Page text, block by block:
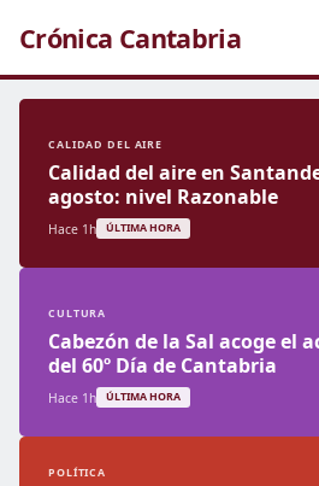
Crónica Cantabria
CALIDAD DEL AIRE
Calidad del aire en
agosto: nivel Razonable
Hace 1h ÚLTIMA HORA
CULTURA
Cabezón de la Sal acoge el
del 60º Día de Cantabria
Hace 1h ÚLTIMA HORA
POLÍTICA